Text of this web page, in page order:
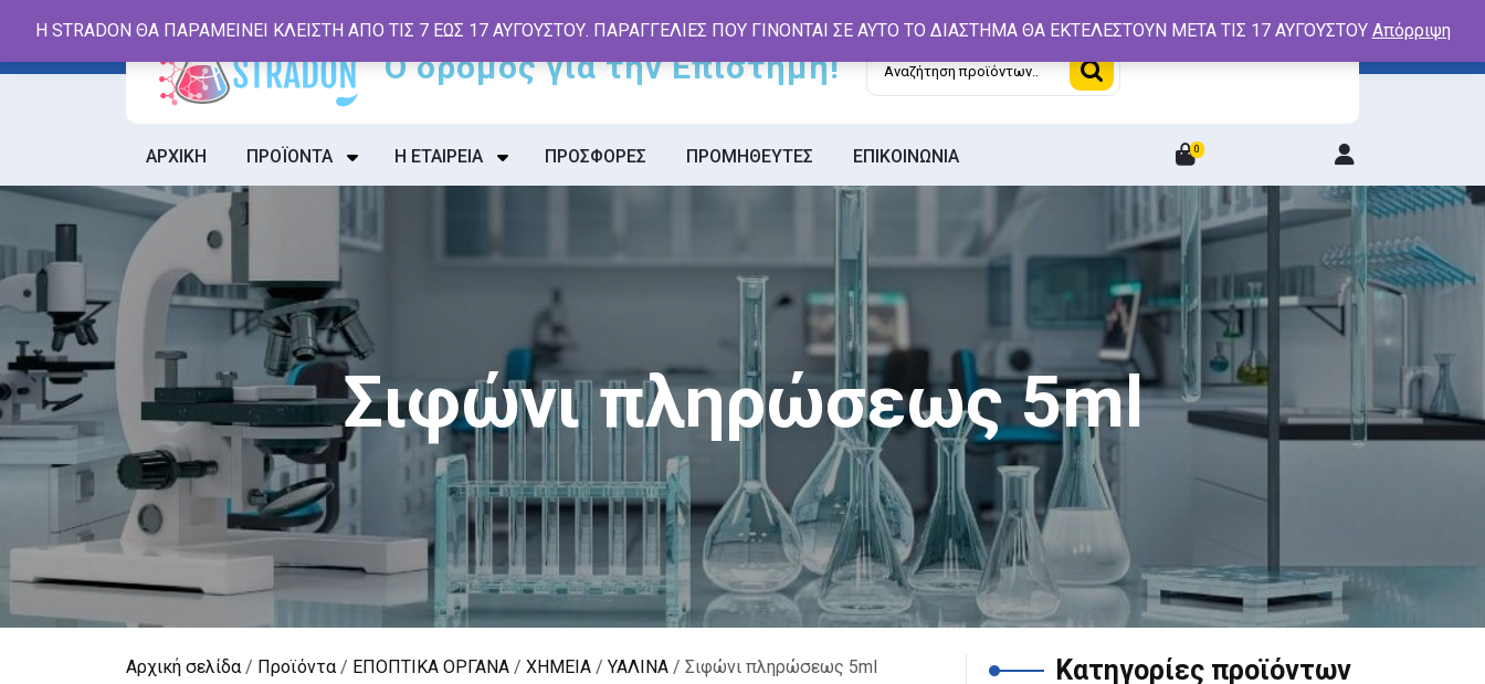
content
Αναζήτηση
ΑΡΧΙΚΗ ΠΡΟΪΟΝΤΑ Η ΕΤΑΙΡΕΙΑ ΠΡΟΣΦΟΡΕΣ ΠΡΟΜΗΘΕΥΤΕΣ ΕΠΙΚΟΙΝΩΝΙΑ 0
/
Register
Σιφώνι πληρώσεως 5ml
Αρχική σελίδα/ Προϊόντα/ ΕΠΟΠΤΙΚΑ ΟΡΓΑΝΑ / ΧΗΜΕΙΑ / ΥΑΛΙΝΑ / Σιφώνι πληρώσεως 5ml Κατηγορίες προϊόντων
Η STRADON ΘΑ ΠΑΡΑΜΕΙΝΕΙ ΚΛΕΙΣΤΗ ΑΠΟ ΤΙΣ 7 ΕΩΣ 17 ΑΥΓΟΥΣΤΟΥ. ΠΑΡΑΓΓΕΛΙΕΣ ΠΟΥ ΓΙΝΟΝΤΑΙ ΣΕ ΑΥΤΟ ΤΟ ΔΙΑΣΤΗΜΑ ΘΑ ΕΚΤΕΛΕΣΤΟΥΝ ΜΕΤΑ ΤΙΣ 17 ΑΥΓΟΥΣΤΟΥ Απόρριψη